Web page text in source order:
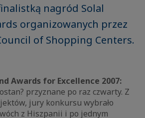
nagród Solal
organizowanych przez
of Shopping Centers.
Awards for Excellence 2007:
przyznane po raz czwarty. Z
jury konkursu wybrało
z Hiszpanii i po jednym